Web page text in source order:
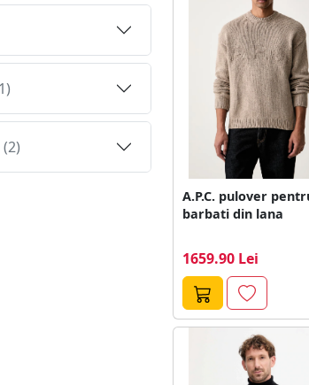
(2)
A.P.C. pulover
barbati din lana
1659.90 Lei